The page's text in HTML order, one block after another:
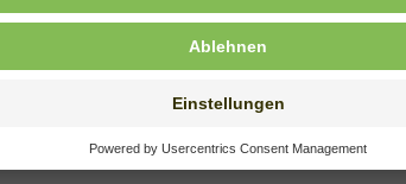
SOS-Kinderdorf Düsseldorf